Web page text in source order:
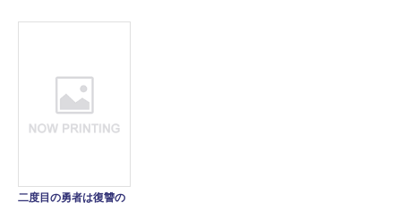
二度目の勇者は復讐の